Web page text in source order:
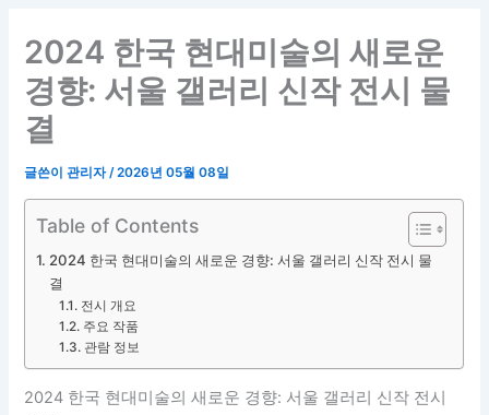
2024 한국 현대미술의 새로운
경향: 서울 갤러리 신작 전시 물
결
글쓴이관리자/2026년 05월 08일
Table of Contents
2024 한국 현대미술의 새로운 경향: 서울 갤러리 신작 전시 물
결
전시 개요
주요 작품
관람 정보
2024 한국 현대미술의 새로운 경향: 서울 갤러리 신작 전시